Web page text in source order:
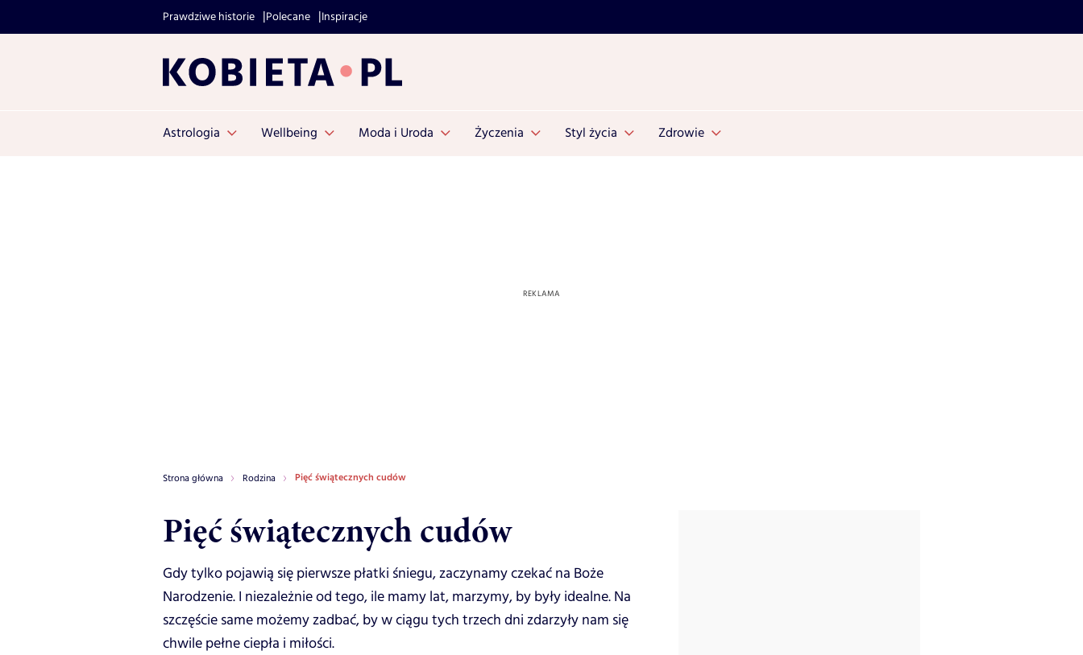
Prawdziwe historie Polecane Inspiracje
Astrologia Wellbeing Moda i Uroda Życzenia Styl życia Zdrowie
Strona główna Rodzina Pięć świątecznych cudów
Pięć świątecznych cudów
Gdy tylko pojawią się pierwsze płatki śniegu, zaczynamy czekać na Boże
Narodzenie. I niezależnie od tego, ile mamy lat, marzymy, by były idealne. Na
szczęście same możemy zadbać, by w ciągu tych trzech dni zdarzyły nam się
chwile pełne ciepła i miłości.